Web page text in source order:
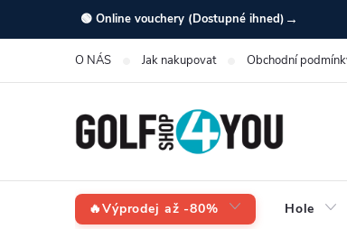
na
🟢 Online vouchery (Dostupné ihned) →
O NÁS Jak nakupovat Obchodní
🔥Výprodej až -80% Hole